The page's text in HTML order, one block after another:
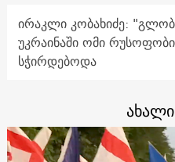
ირაკლი კობახიძე:
უკრაინაში ომი
სჭირდებოდა